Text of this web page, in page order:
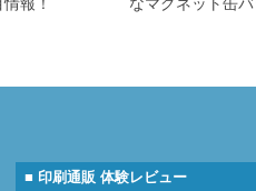
■ 印刷通販 体験レビュー